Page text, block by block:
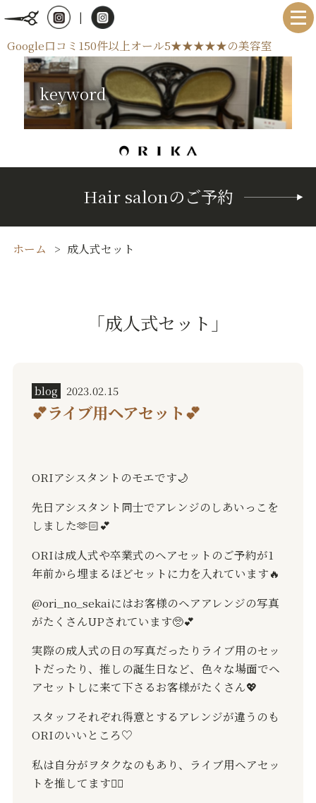
|
Google口コミ150件以上オール5★★★★★の美容室
keyword
Hair salonのご予約
ホーム 成人式セット
「成人式セット」
blog 2023.02.15
💕ライブ用ヘアセット💕
ORIアシスタントのモエです🌙
先日アシスタント同士でアレンジのしあいっこを
しました🫶🏻💕
ORIは成人式や卒業式のヘアセットのご予約が1
年前から埋まるほどセットに力を入れています🔥
@ori_no_sekaiにはお客様のヘアアレンジの写真
がたくさんUPされています🥺💕
実際の成人式の日の写真だったりライブ用のセッ
トだったり、推しの誕生日など、色々な場面でヘ
アセットしに来て下さるお客様がたくさん💖
スタッフそれぞれ得意とするアレンジが違うのも
ORIのいいところ♡
私は自分がヲタクなのもあり、ライブ用ヘアセッ
トを推してます❤️‍🔥